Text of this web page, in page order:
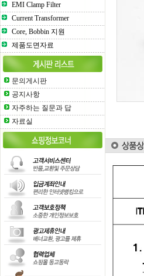
EMI Clamp Filter
Current Transformer
Core, Bobbin 지원
제품도면자료
문의게시판
공지사항
자주하는 질문과 답
자료실